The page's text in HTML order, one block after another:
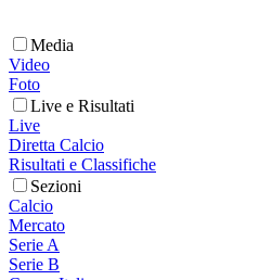
Media
Video
Foto
Live e Risultati
Live
Diretta Calcio
Risultati e Classifiche
Sezioni
Calcio
Mercato
Serie A
Serie B